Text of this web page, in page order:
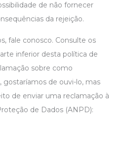
de não fornecer
da rejeição.
fale conosco. Consulte os
inferior desta política de
sobre como
gostaríamos de ouvi-lo, mas
de enviar uma reclamação à
de Dados (ANPD):